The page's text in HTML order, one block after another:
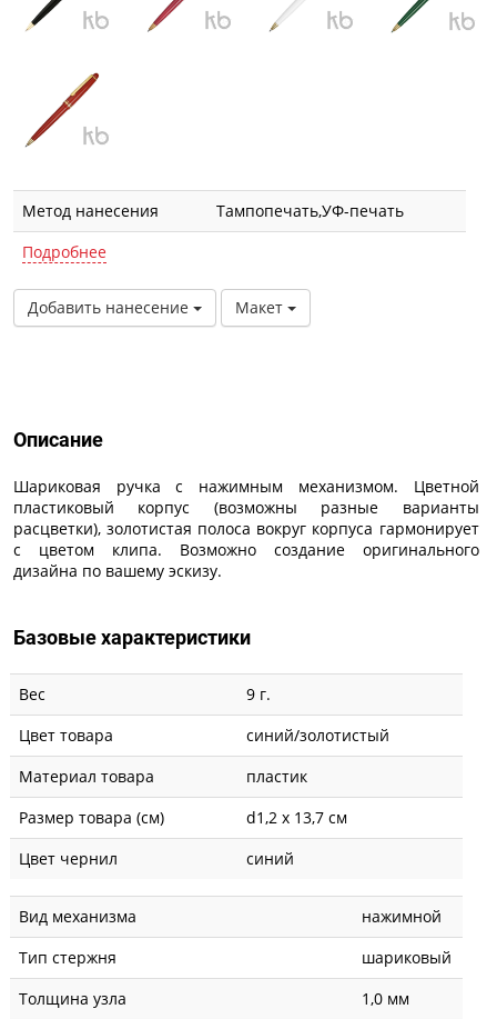
Метод нанесения
Тампопечать,УФ-печать
Подробнее
Добавить нанесение Макет
Описание
Шариковая ручка с нажимным механизмом. Цветной
пластиковый корпус (возможны разные варианты
расцветки), золотистая полоса вокруг корпуса гармонирует
с цветом клипа. Возможно создание оригинального
дизайна по вашему эскизу.
Базовые характеристики
Вес
9 г.
Цвет товара
синий/золотистый
Материал товара
пластик
Размер товара (см)
d1,2 х 13,7 см
Цвет чернил
синий
Вид механизма
нажимной
Тип стержня
шариковый
Толщина узла
1,0 мм